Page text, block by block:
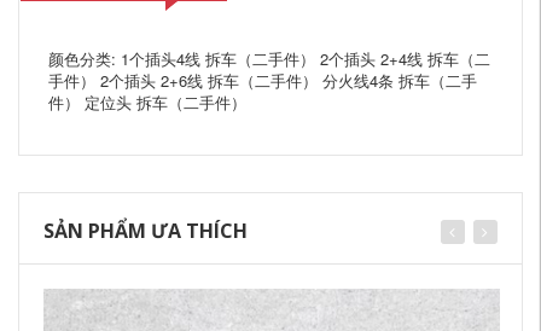
颜色分类: 1个插头4线 拆车（二手件） 2个插头 2+4线 拆车（二
手件） 2个插头 2+6线 拆车（二手件） 分火线4条 拆车（二手
件） 定位头 拆车（二手件）
SẢN PHẨM ƯA THÍCH